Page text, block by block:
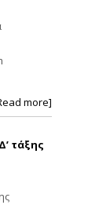
more]
τάξης